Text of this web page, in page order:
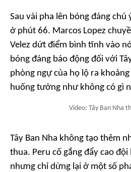
Sau vài pha lên bóng đáng chú
ở phút 66. Marcos Lopez
Velez dứt điểm bình tĩnh vào
bóng đáng báo động đối với
phòng ngự của họ lộ ra
huống tưởng như không có gì
Video: Tây Ban Nha
Tây Ban Nha không tạo thêm
thua. Peru cố gắng đẩy cao
nhưng chỉ dừng lại ở một số